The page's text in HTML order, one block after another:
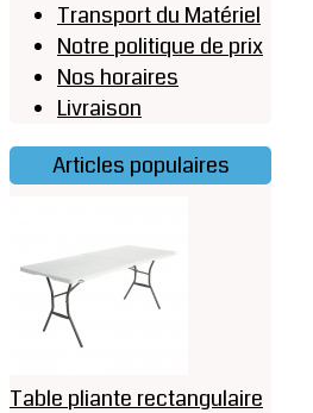
Transport du Matériel
Notre politique de prix
Nos horaires
Livraison
Articles populaires
Table pliante rectangulaire